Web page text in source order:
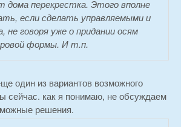
дома перекрестка. Этого вполне
если сделать управляемыми и
не говоря уже о придании осям
формы. И т.п.
один из вариантов возможного
сейчас. как я понимаю, не обсуждаем
решения.